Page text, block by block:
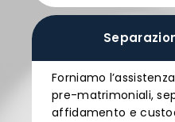
Forniamo
pre-matrimoniali,
affidamento e